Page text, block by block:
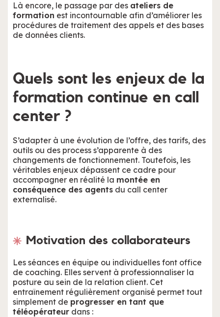
Là encore, le passage par des ateliers de
formation est incontournable afin d’améliorer les
procédures de traitement des appels et des bases
de données clients.
Quels sont les enjeux de la
formation continue en call
center ?
S’adapter à une évolution de l’offre, des tarifs, des
outils ou des process s’apparente à des
changements de fonctionnement. Toutefois, les
véritables enjeux dépassent ce cadre pour
accompagner en réalité la montée en
conséquence des agents du call center
externalisé.
Motivation des collaborateurs
Les séances en équipe ou individuelles font office
de coaching. Elles servent à professionnaliser la
posture au sein de la relation client. Cet
entraînement régulièrement organisé permet tout
simplement de progresser en tant que
téléopérateur dans :